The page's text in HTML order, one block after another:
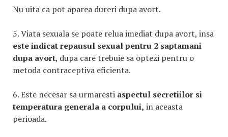
Nu uita ca pot aparea dureri dupa avort.
5. Viata sexuala se poate relua imediat dupa avort, insa
este indicat repausul sexual pentru 2 saptamani
dupa avort, dupa care trebuie sa optezi pentru o
metoda contraceptiva eficienta.
6. Este necesar sa urmaresti aspectul secretiilor si
temperatura generala a corpului, in aceasta
perioada.